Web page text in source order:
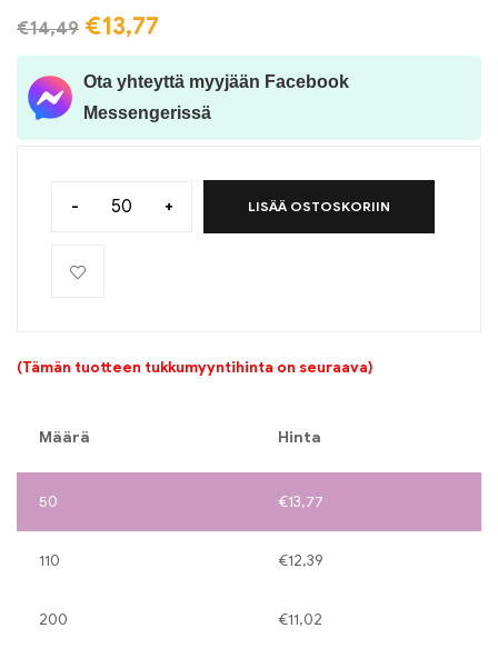
€14,49 €13,77
Ota yhteyttä myyjään Facebook
Messengerissä
- + LISÄÄ OSTOSKORIIN
(Tämän tuotteen tukkumyyntihinta on seuraava)
Määrä Hinta
50 €13,77
110 €12,39
200 €11,02